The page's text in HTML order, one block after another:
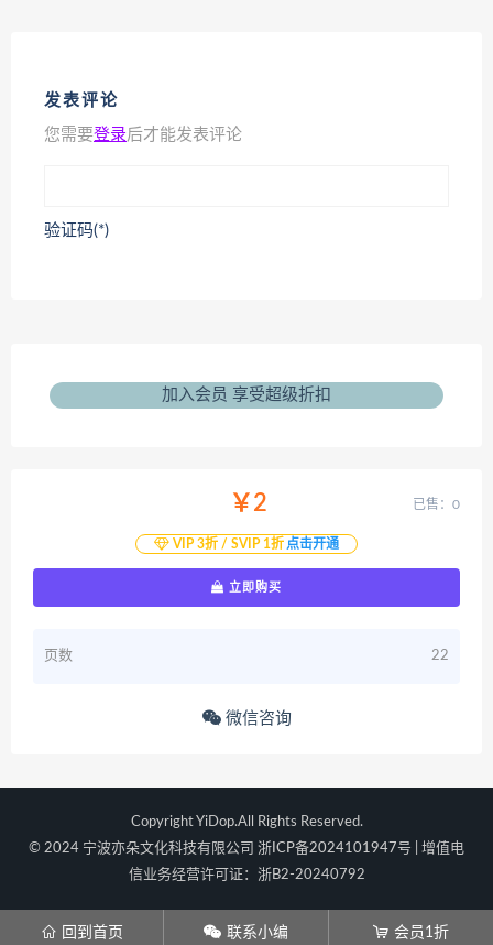
发表评论
您需要登录后才能发表评论
验证码(*)
加入会员 享受超级折扣
￥2
VIP 3折 / SVIP 1折 点击开通
已售：0
立即购买
页数 22
微信咨询
Copyright YiDop.All Rights Reserved.
© 2024 宁波亦朵文化科技有限公司 浙ICP备2024101947号 | 增值电
信业务经营许可证：浙B2-20240792
󦃑 回到首页 󦘑 联系小编 󦞡 会员1折